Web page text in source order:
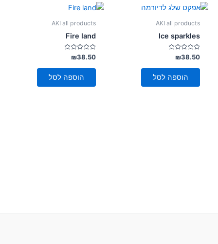
AKI all products
Ice sparkles
דורג
0
מתוך
₪38.50
הוספה לסל
AKI all products
Fire land
דורג
0
מתוך
₪38.50
הוספה לסל